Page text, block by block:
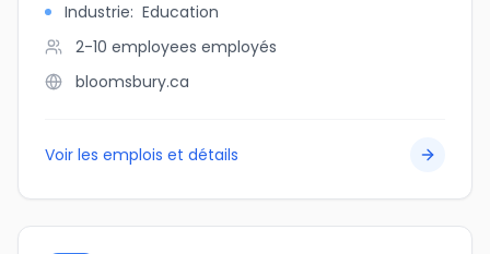
Industrie: Education
2-10 employees employés
bloomsbury.ca
Voir les emplois et détails